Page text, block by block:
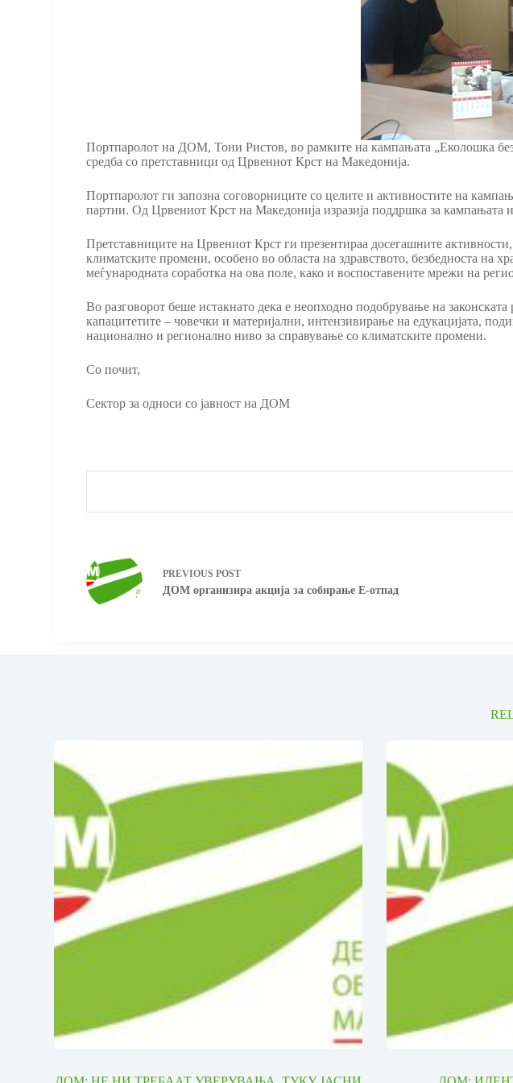
Портпаролот на ДОМ, Тони Ристов, во рамките на кампањата „Еколошка
средба со претставници од Црвениот Крст на Македонија.
Портпаролот ги запозна соговорниците со целите и активностите на
партии. Од Црвениот Крст на Македонија изразија поддршка за кампањата
Претставниците на Црвениот Крст ги презентираа досегашните
климатските промени, особено во областа на здравството, безбедноста на
меѓународната соработка на ова поле, како и воспоставените мрежи на
Во разговорот беше истакнато дека е неопходно подобрување на
капацитетите – човечки и материјални, интензивирање на едукацијата,
национално и регионално ниво за справување со климатските промени.
Со почит,
Сектор за односи со јавност на ДОМ
PREVIOUSPOST
ДОМ oрганизира акција за собирање Е-отпад